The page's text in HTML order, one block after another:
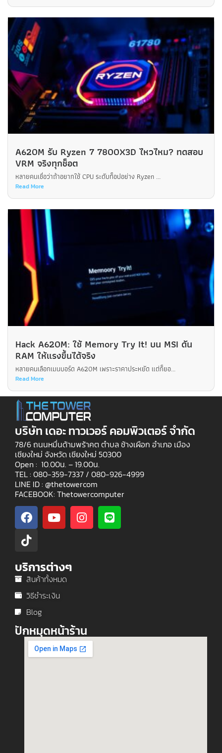
A620M รับ Ryzen 7 7800X3D ไหวไหม? ทดสอบ
VRM จริงทุกช็อต
หลายคนเชื่อว่าถ้าอยากใช้ CPU ระดับท็อปอย่าง Ryzen ...
Read More
Hack A620M: ใช้ Memory Try It! บน MSI ดัน
RAM ให้แรงขึ้นได้จริง
หลายคนเลือกเมนบอร์ด A620M เพราะราคาประหยัด แต่ก็ยอ...
Read More
บริษัท เดอะ ทาวเวอร์ คอมพิวเตอร์ จำกัด
78/6 ถนนหมื่นด้ามพร้าคต ตำบล ช้างเผือก อำเภอ เมือง
เชียงใหม่ จังหวัด เชียงใหม่ 50300
Open : 10.00น. – 19.00น.
TEL : 080-359-7337 / 080-926-4999
LINE ID : @thetowercom
FACEBOOK: Thetowercomputer
บริการต่างๆ
สินค้าทั้งหมด
วิธีชำระเงิน
Blog
ปักหมุดหน้าร้าน